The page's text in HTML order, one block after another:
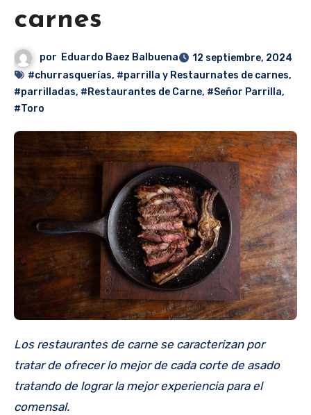
carnes
por Eduardo Baez Balbuena
12 septiembre, 2024
#churrasquerías, #parrilla y Restaurnates de carnes,
#parrilladas, #Restaurantes de Carne, #Señor Parrilla,
#Toro
Los restaurantes de carne se caracterizan por
tratar de ofrecer lo mejor de cada corte de asado
tratando de lograr la mejor experiencia para el
comensal.